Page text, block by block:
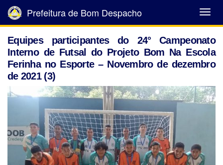
Abrir
Menu
Prefeitura de Bom Despacho
Equipes participantes do 24° Campeonato
Interno de Futsal do Projeto Bom Na Escola
Ferinha no Esporte – Novembro de dezembro
de 2021 (3)